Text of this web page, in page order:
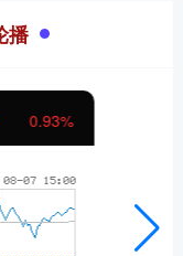
播
1.01%